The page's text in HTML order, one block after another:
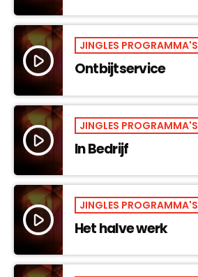
play_arrow
JINGLES PROGRAMMA'S
Ontbijtservice
play_arrow
JINGLES PROGRAMMA'S
In Bedrijf
play_arrow
JINGLES PROGRAMMA'S
Het halve werk